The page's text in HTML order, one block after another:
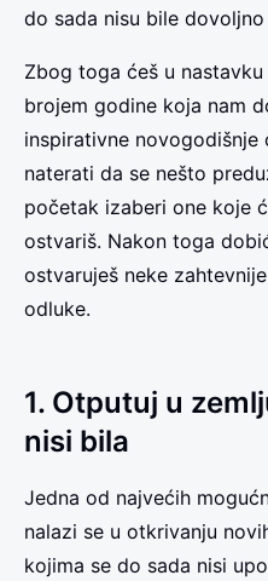
do sada nisu bile
Zbog toga ćeš u
brojem godine koja nam
inspirativne
naterati da se nešto
početak izaberi one koje
ostvariš. Nakon toga
ostvaruješ neke
odluke.
1. Otputuj u
nisi bila
Jedna od najvećih
nalazi se u otkrivanju
kojima se do sada nisi